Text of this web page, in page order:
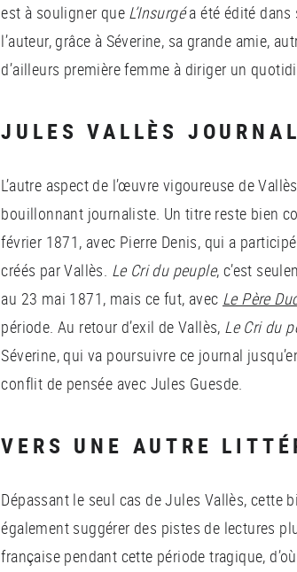
est à souligner que L’Insurgéa été édité dans
l’auteur, grâce à Séverine, sa grande amie,
d’ailleurs première femme à diriger un
JULES VALLÈS
L’autre aspect de l’œuvre vigoureuse de
bouillonnant journaliste. Un titre reste bien
février 1871, avec Pierre Denis, qui a
créés par Vallès. Le Cri du peuple, c’est
au 23 mai 1871, mais ce fut, avec Le Père
période. Au retour d’exil de Vallès, Le Cri du
Séverine, qui va poursuivre ce journal
conflit de pensée avec Jules Guesde.
VERS UNE AUTRE
Dépassant le seul cas de Jules Vallès, cette
également suggérer des pistes de lectures
française pendant cette période tragique,